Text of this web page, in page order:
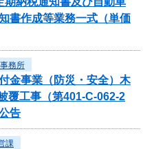
書作成等業務一式（単価
務所
金事業（防災・安全）木
覆工事（第401-C-062-2
告
課